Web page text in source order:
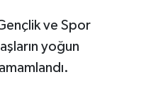
ve Spor
yoğun